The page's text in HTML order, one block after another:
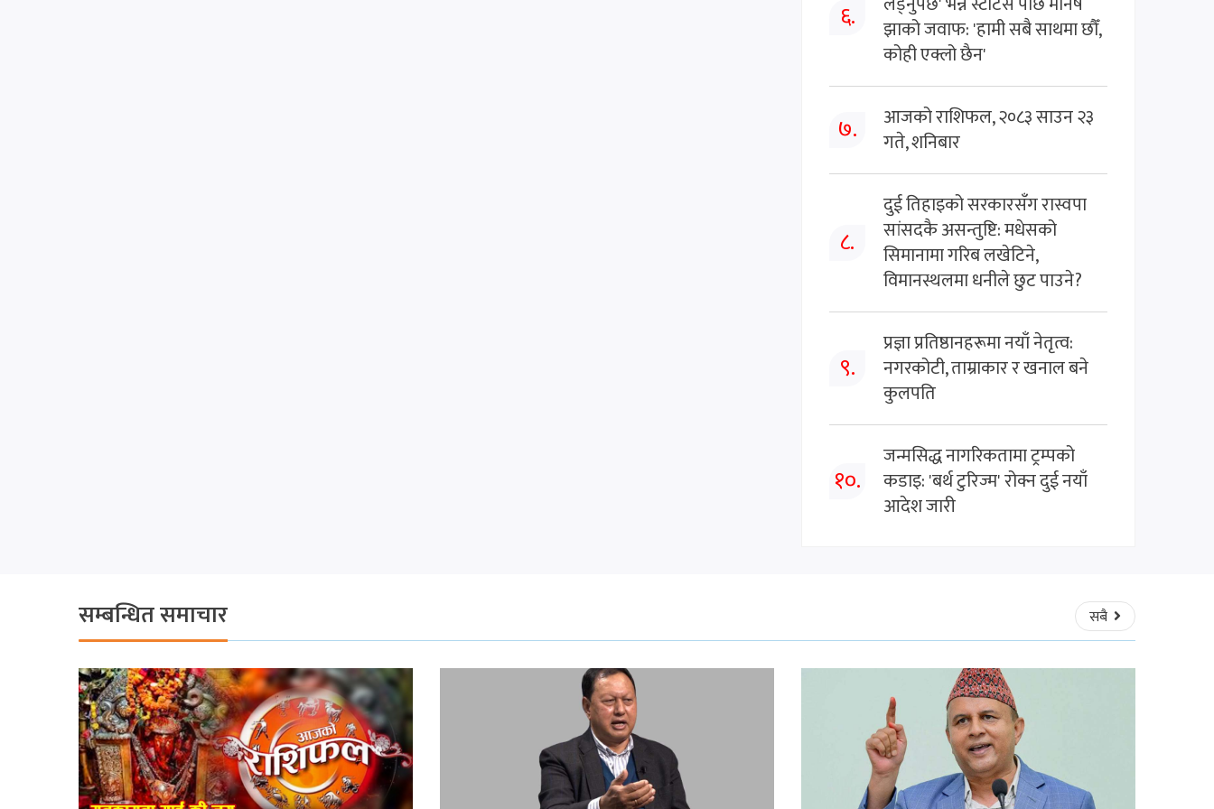
६.
झाको जवाफ: 'हामी सबै साथमा छौँ,
कोही एक्लो छैन'
७.
आजको राशिफल, २०८३ साउन २३
गते, शनिबार
८.
दुई तिहाइको सरकारसँग रास्वपा
सांसदकै असन्तुष्टि: मधेसको
सिमानामा गरिब लखेटिने,
विमानस्थलमा धनीले छुट पाउने?
९.
प्रज्ञा प्रतिष्ठानहरूमा नयाँ नेतृत्व:
नगरकोटी, ताम्राकार र खनाल बने
कुलपति
१०.
जन्मसिद्ध नागरिकतामा ट्रम्पको
कडाइ: 'बर्थ टुरिज्म' रोक्न दुई नयाँ
आदेश जारी
सम्बन्धित समाचार सबै